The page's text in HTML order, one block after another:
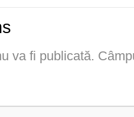
va fi publicată.